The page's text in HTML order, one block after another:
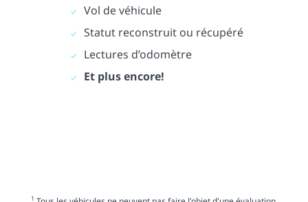
Vol de véhicule
Statut reconstruit ou récupéré
Lectures d’odomètre
Et plus encore!
1